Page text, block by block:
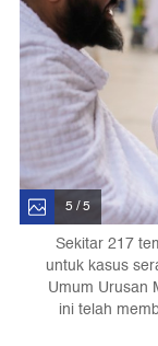
5 / 5
Sekitar 217
untuk kasus
Umum Urusan
ini telah